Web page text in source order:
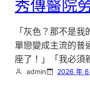
秀傳醫院
「灰色？那不是
單戀變成主流的普
座了！」「我必須
admin 2026 年 6